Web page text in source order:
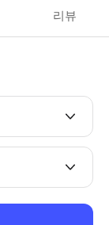
리뷰